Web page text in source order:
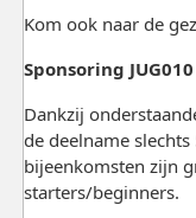
Kom ook naar de
Sponsoring JUG010
Dankzij
de deelname
bijeenkomsten zijn
starters/beginners.